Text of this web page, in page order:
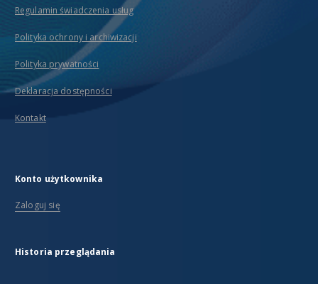
Regulamin świadczenia usług
Polityka ochrony i archiwizacji
Polityka prywatności
Deklaracja dostępności
Kontakt
Konto użytkownika
Zaloguj się
Historia przeglądania